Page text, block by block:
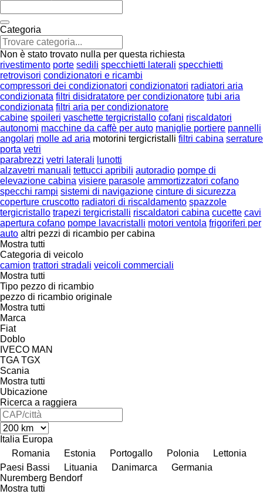
Categoria
Non è stato trovato nulla per questa richiesta
rivestimento porte sedili specchietti laterali specchietti
retrovisori condizionatori e ricambi
compressori dei condizionatori condizionatori radiatori aria
condizionata filtri disidratatore per condizionatore tubi aria
condizionata filtri aria per condizionatore
cabine spoileri vaschette tergicristallo cofani riscaldatori
autonomi macchine da caffè per auto maniglie portiere pannelli
angolari molle ad aria motorini tergicristalli filtri cabina serrature
porta vetri
parabrezzi vetri laterali lunotti
alzavetri manuali tettucci apribili autoradio pompe di
elevazione cabina visiere parasole ammortizzatori cofano
specchi rampi sistemi di navigazione cinture di sicurezza
coperture cruscotto radiatori di riscaldamento spazzole
tergicristallo trapezi tergicristalli riscaldatori cabina cucette cavi
apertura cofano pompe lavacristalli motori ventola frigoriferi per
auto altri pezzi di ricambio per cabina
Mostra tutti
Categoria di veicolo
camion trattori stradali veicoli commerciali
Mostra tutti
Tipo pezzo di ricambio
pezzo di ricambio originale
Mostra tutti
Marca
Fiat
Doblo
IVECO MAN
TGA TGX
Scania
Mostra tutti
Ubicazione
Ricerca a raggiera
Italia Europa
Romania
Estonia Portogallo Polonia
Lettonia
Paesi Bassi
Lituania Danimarca
Germania
Nuremberg Bendorf
Mostra tutti